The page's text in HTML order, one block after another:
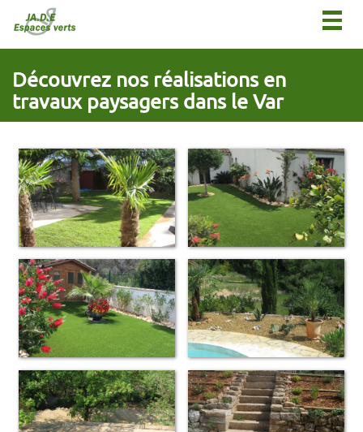
Découvrez nos réalisations en
travaux paysagers dans le Var